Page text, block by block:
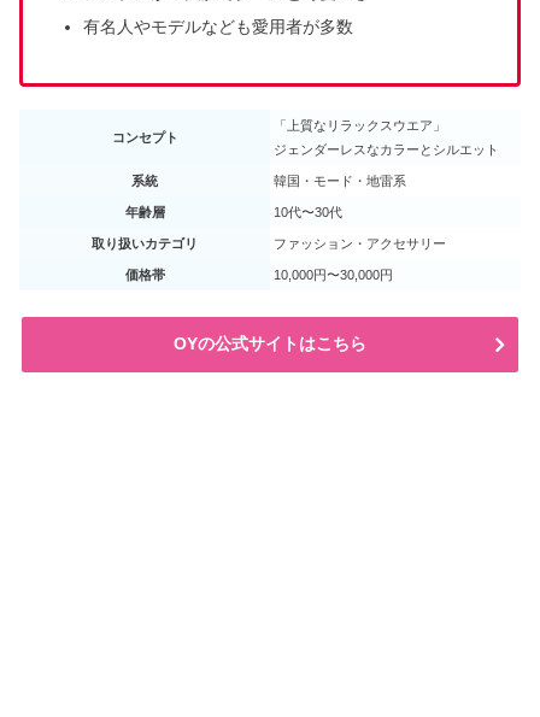
有名人やモデルなども愛用者が多数
コンセプト
「上質なリラックスウエア」
ジェンダーレスなカラーとシルエット
系統 韓国・モード・地雷系
年齢層 10代〜30代
取り扱いカテゴリ ファッション・アクセサリー
価格帯 10,000円〜30,000円
OYの公式サイトはこちら